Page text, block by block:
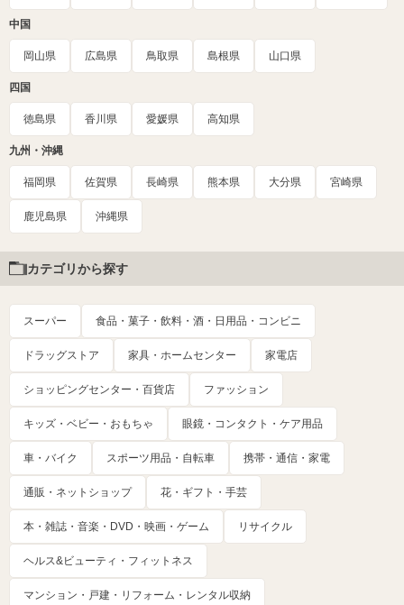
中国
岡山県 広島県 鳥取県 島根県 山口県
四国
徳島県 香川県 愛媛県 高知県
九州・沖縄
福岡県 佐賀県 長崎県 熊本県 大分県 宮崎県
鹿児島県 沖縄県
カテゴリから探す
スーパー 食品・菓子・飲料・酒・日用品・コンビニ
ドラッグストア 家具・ホームセンター 家電店
ショッピングセンター・百貨店 ファッション
キッズ・ベビー・おもちゃ 眼鏡・コンタクト・ケア用品
車・バイク スポーツ用品・自転車 携帯・通信・家電
通販・ネットショップ 花・ギフト・手芸
本・雑誌・音楽・DVD・映画・ゲーム リサイクル
ヘルス&ビューティ・フィットネス
マンション・戸建・リフォーム・レンタル収納